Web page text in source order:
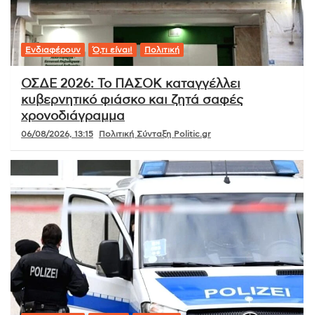
Ενδιαφέρουν Ό,τι είναι! Πολιτική
ΟΣΔΕ 2026: Το ΠΑΣΟΚ καταγγέλλει
κυβερνητικό φιάσκο και ζητά σαφές
χρονοδιάγραμμα
06/08/2026, 13:15 Πολιτική Σύνταξη Politic.gr